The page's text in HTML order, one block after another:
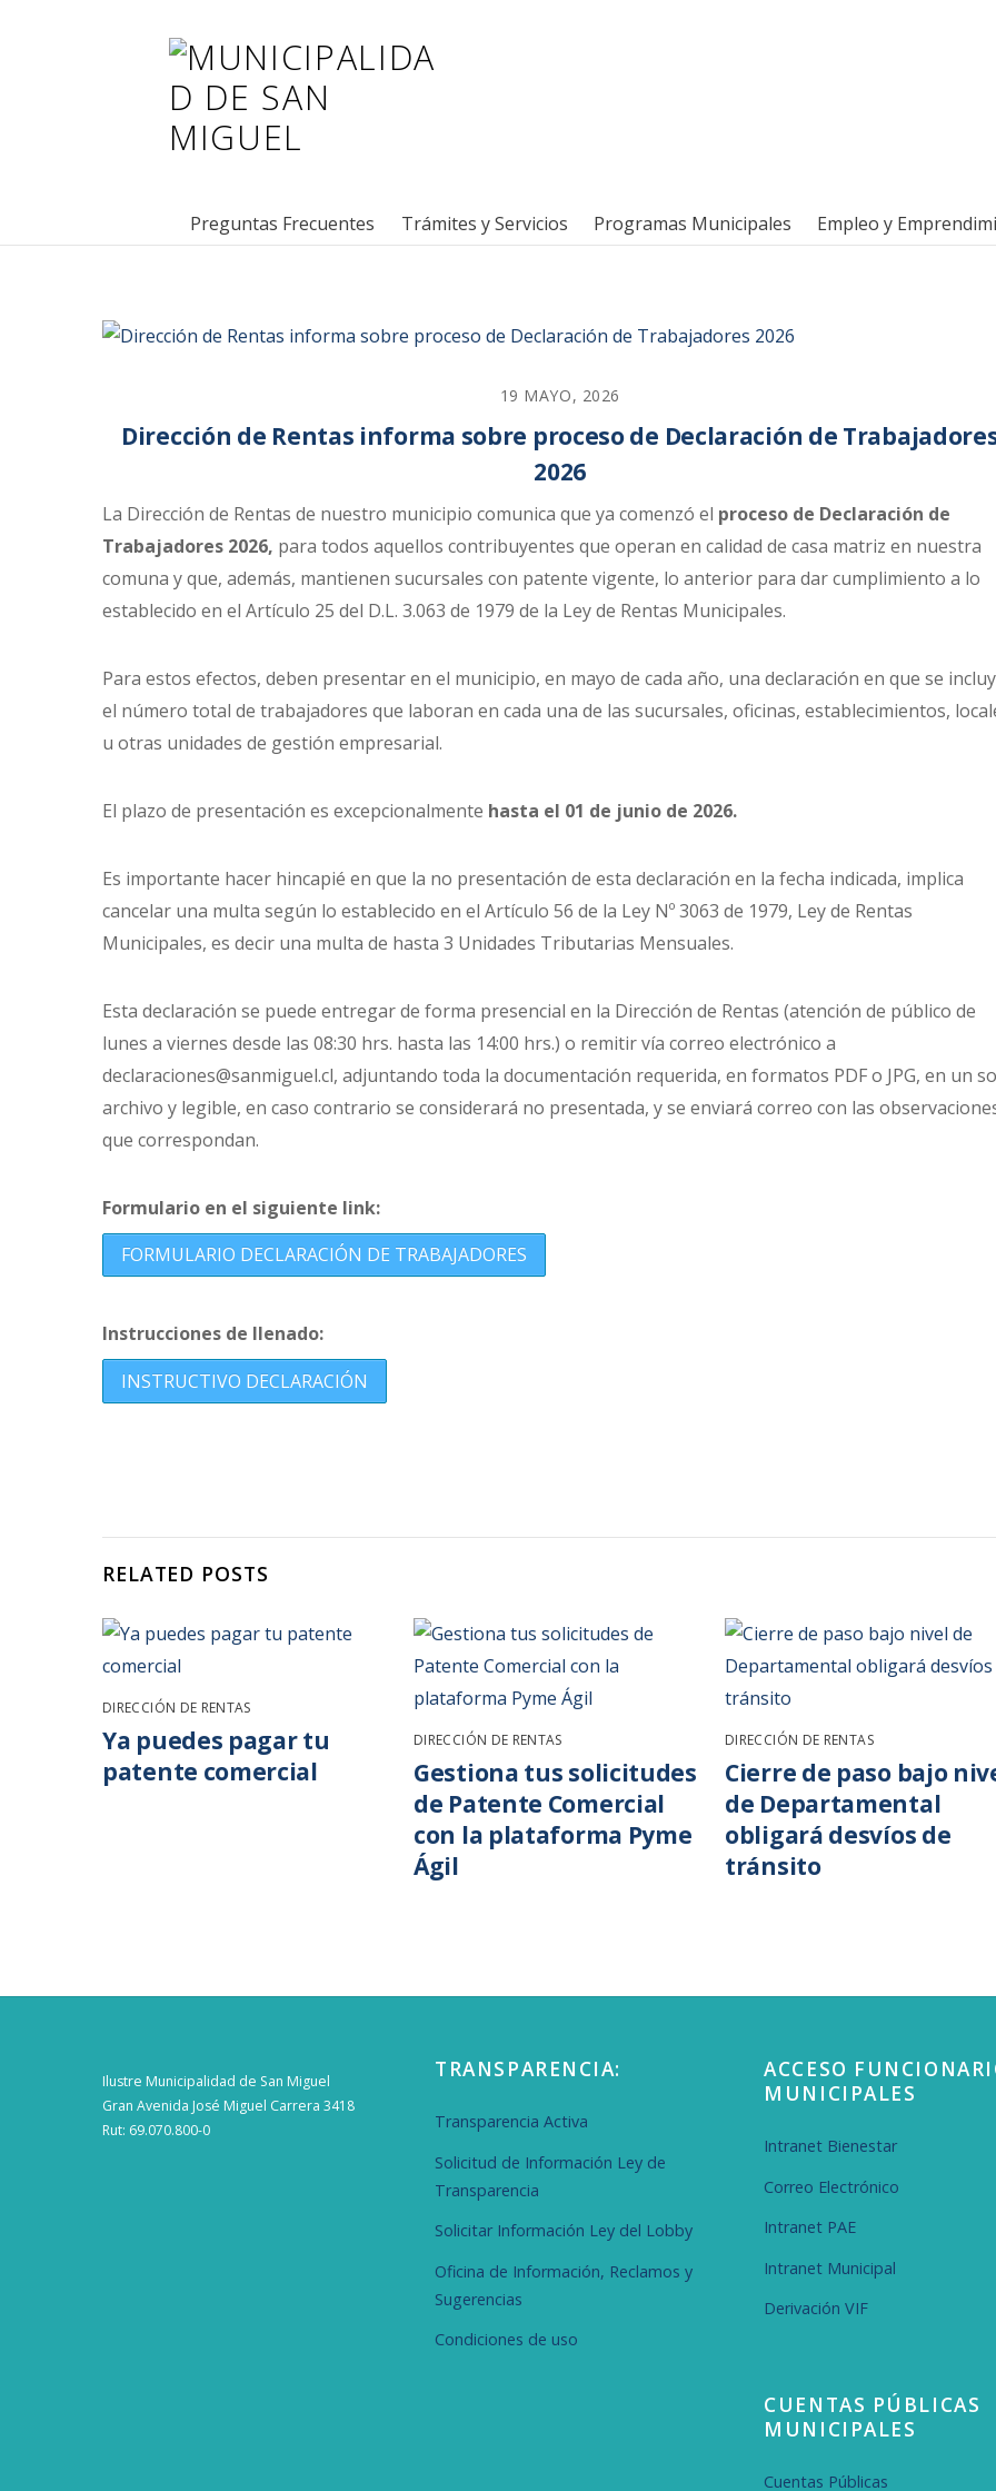
Preguntas Frecuentes Trámites y Servicios Programas Municipales Empleo y
19 MAYO, 2026
Dirección de Rentas informa sobre proceso de Declaración de
2026
La Dirección de Rentas de nuestro municipio comunica que ya comenzó el proceso de Declaración de
Trabajadores 2026, para todos aquellos contribuyentes que operan en calidad de casa matriz en nuestra
comuna y que, además, mantienen sucursales con patente vigente, lo anterior para dar cumplimiento a lo
establecido en el Artículo 25 del D.L. 3.063 de 1979 de la Ley de Rentas Municipales.
Para estos efectos, deben presentar en el municipio, en mayo de cada año, una declaración en que se
el número total de trabajadores que laboran en cada una de las sucursales, oficinas, establecimientos,
u otras unidades de gestión empresarial.
El plazo de presentación es excepcionalmente hasta el 01 de junio de 2026.
Es importante hacer hincapié en que la no presentación de esta declaración en la fecha indicada, implica
cancelar una multa según lo establecido en el Artículo 56 de la Ley Nº 3063 de 1979, Ley de Rentas
Municipales, es decir una multa de hasta 3 Unidades Tributarias Mensuales.
Esta declaración se puede entregar de forma presencial en la Dirección de Rentas (atención de público de
lunes a viernes desde las 08:30 hrs. hasta las 14:00 hrs.) o remitir vía correo electrónico a
declaraciones@sanmiguel.cl, adjuntando toda la documentación requerida, en formatos PDF o JPG, en un
archivo y legible, en caso contrario se considerará no presentada, y se enviará correo con las
que correspondan.
Formulario en el siguiente link:
FORMULARIO DECLARACIÓN DE TRABAJADORES
Instrucciones de llenado:
INSTRUCTIVO DECLARACIÓN
RELATED POSTS
DIRECCIÓN DE RENTAS
Ya puedes pagar tu
patente comercial
DIRECCIÓN DE RENTAS
Gestiona tus solicitudes
de Patente Comercial
con la plataforma Pyme
Ágil
DIRECCIÓN DE RENTAS
Cierre de paso bajo
de Departamental
obligará desvíos de
tránsito
Ilustre Municipalidad de San Miguel
Gran Avenida José Miguel Carrera 3418
Rut: 69.070.800-0
TRANSPARENCIA:
Transparencia Activa
Solicitud de Información Ley de
Transparencia
Solicitar Información Ley del Lobby
Oficina de Información, Reclamos y
Sugerencias
Condiciones de uso
ACCESO
MUNICIPALES
Intranet Bienestar
Correo Electrónico
Intranet PAE
Intranet Municipal
Derivación VIF
CUENTAS PÚBLICAS
MUNICIPALES
Cuentas Públicas